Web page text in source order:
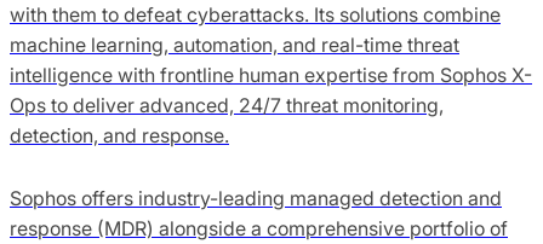
with them to defeat cyberattacks. Its solutions combine
machine learning, automation, and real-time threat
intelligence with frontline human expertise from Sophos X-
Ops to deliver advanced, 24/7 threat monitoring,
detection, and response.
Sophos offers industry-leading managed detection and
response (MDR) alongside a comprehensive portfolio of